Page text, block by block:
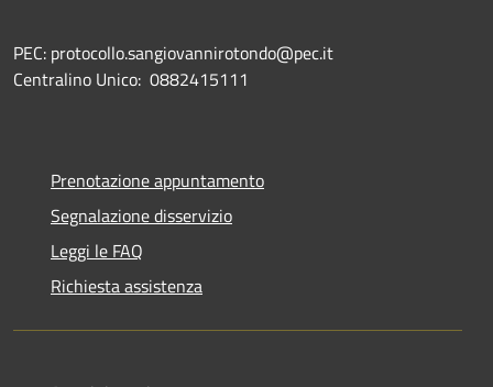
PEC: protocollo.sangiovannirotondo@pec.it
Centralino Unico: 0882415111
Prenotazione appuntamento
Segnalazione disservizio
Leggi le FAQ
Richiesta assistenza